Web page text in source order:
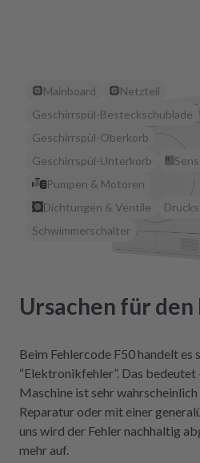
Mainboard
Netzteil
Geschirrspül-Besteckschublade
Geschirrspül-Oberkorb
Geschirrspül-Unterkorb
Pumpen & Motoren
Dichtungen & Ventile
Schwimmerschalter
Ursachen für den
Beim Fehlercode F50 handelt es
“Elektronikfehler”. Das
Maschine ist sehr
Reparatur oder mit einer
uns wird der Fehler nachhaltig
mehr auf.